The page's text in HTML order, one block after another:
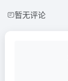
暂无评论